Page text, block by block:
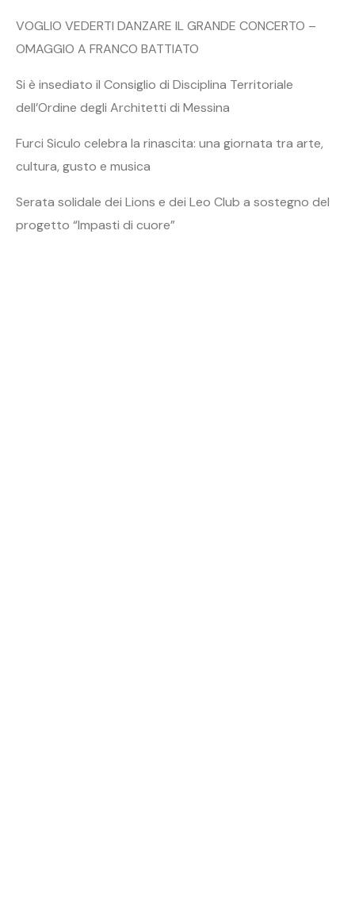
VOGLIO VEDERTI DANZARE IL GRANDE CONCERTO –
OMAGGIO A FRANCO BATTIATO
Si è insediato il Consiglio di Disciplina Territoriale
dell’Ordine degli Architetti di Messina
Furci Siculo celebra la rinascita: una giornata tra arte,
cultura, gusto e musica
Serata solidale dei Lions e dei Leo Club a sostegno del
progetto “Impasti di cuore”